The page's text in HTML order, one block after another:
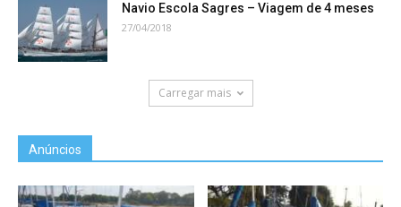
Navio Escola Sagres – Viagem de 4 meses
27/04/2018
Carregar mais
Anúncios